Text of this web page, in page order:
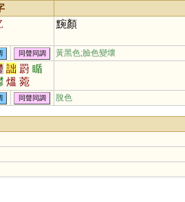
黦顏
同聲同調 黃黑色;臉色變壞
詘 罻 瞃
熅 菀
同聲同調 脫色